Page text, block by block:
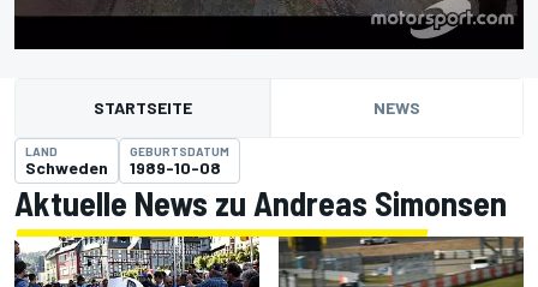
STARTSEITE NEWS
LAND
Schweden
GEBURTSDATUM
1989-10-08
Aktuelle News zu Andreas Simonsen